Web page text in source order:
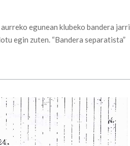
egunean klubeko bandera jarri
egin zuten. “Bandera separatista”